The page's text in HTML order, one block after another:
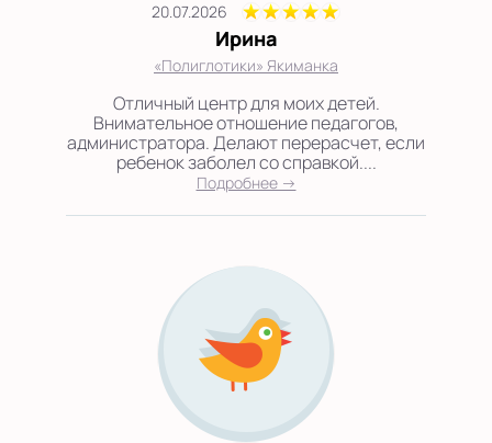
20.07.2026
Ирина
«Полиглотики» Якиманка
Отличный центр для моих детей.
Внимательное отношение педагогов,
администратора. Делают перерасчет, если
ребенок заболел со справкой....
Подробнее →